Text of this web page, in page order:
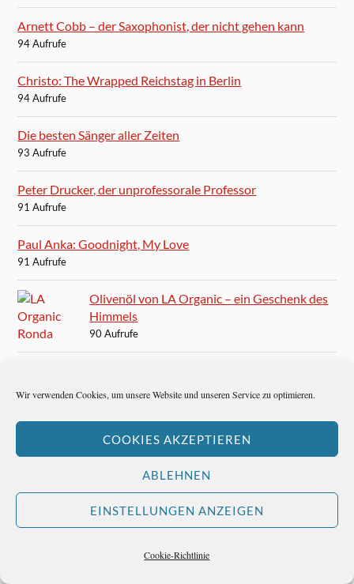
Wir verwenden Cookies, um unsere Website und unseren Service zu optimieren.
COOKIES AKZEPTIEREN
ABLEHNEN
EINSTELLUNGEN ANZEIGEN
Cookie-Richtlinie
Arnett Cobb – der Saxophonist, der nicht gehen kann
94 Aufrufe
Christo: The Wrapped Reichstag in Berlin
94 Aufrufe
Die besten Sänger aller Zeiten
93 Aufrufe
Peter Drucker, der unprofessorale Professor
91 Aufrufe
Paul Anka: Goodnight, My Love
91 Aufrufe
Olivenöl von LA Organic – ein Geschenk des
Himmels
90 Aufrufe
Ernest Hemingway besucht San Gaetano und ist glücklich
85 Aufrufe
Winfried Böttcher: Europas Zukunft liegt in der
Regionalisierung
85 Aufrufe